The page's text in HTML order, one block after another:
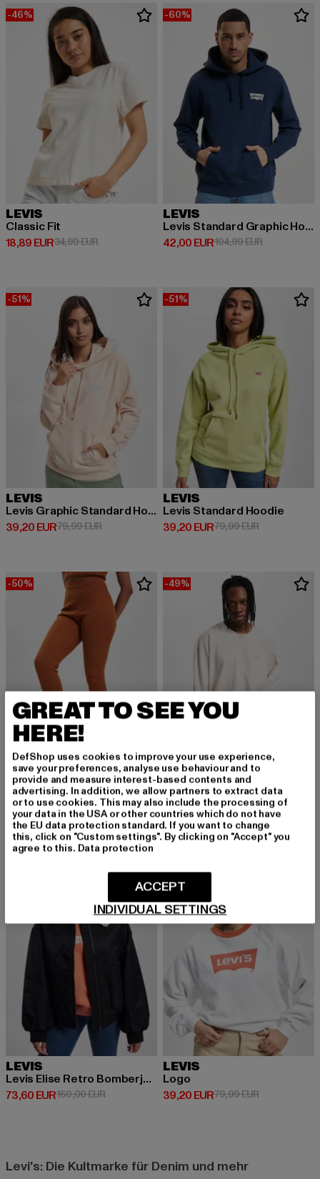
-46%
LEVIS
Classic Fit
18,89 EUR
Derzeitiger Preis: 18,89 EUR
34,99 EURAktionspreis: 34,99 EUR
-60%
LEVIS
Levis Standard Graphic Hoodie
42,00 EUR
Derzeitiger Preis: 42,00 EUR
104,99 EURAktionspreis:
-51%
LEVIS
Levis Graphic Standard Hoodie
39,20 EUR
Derzeitiger Preis: 39,20 EUR
79,99 EURAktionspreis: 79,99 EUR
-51%
LEVIS
Levis Standard Hoodie
39,20 EUR
Derzeitiger Preis: 39,20 EUR
79,99 EURAktionspreis:
-50%
LEVIS
Levis Rib Bottom Leggings
30,00 EUR
Derzeitiger Preis: 30,00 EUR
59,99 EURAktionspreis: 59,99 EUR
-49%
LEVIS
Slouchy Pocket
22,94 EUR
Derzeitiger Preis: 22,94 EUR
44,99 EURAktionspreis:
LEVIS
Levis Elise Retro Bomberjacke
73,60 EUR
Derzeitiger Preis: 73,60 EUR
160,00 EURAktionspreis: 160,00 EUR
LEVIS
Logo
39,20 EUR
Derzeitiger Preis: 39,20 EUR
79,99 EURAktionspreis:
Levi's: Die Kultmarke für Denim und mehr
GREAT TO SEE YOU
HERE!
DefShop uses cookies to improve your use experience,
save your preferences, analyse use behaviour and to
provide and measure interest-based contents and
advertising. In addition, we allow partners to extract data
or to use cookies. This may also include the processing of
your data in the USA or other countries which do not have
the EU data protection standard. If you want to change
this, click on "Custom settings". By clicking on "Accept" you
agree to this. Data protection
INDIVIDUAL SETTINGS
ACCEPT